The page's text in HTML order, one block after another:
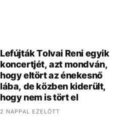
Lefújták Tolvai Reni egyik
koncertjét, azt mondván,
hogy eltört az énekesnő
lába, de közben kiderült,
hogy nem is tört el
2 NAPPAL EZELŐTT